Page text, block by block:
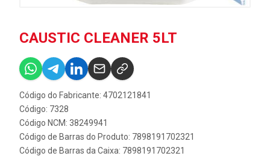
CAUSTIC CLEANER 5LT
Código do Fabricante: 4702121841
Código: 7328
Código NCM: 38249941
Código de Barras do Produto: 7898191702321
Código de Barras da Caixa: 7898191702321